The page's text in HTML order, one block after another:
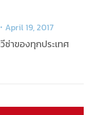
April 19, 2017
ซ่าของทุกประเทศ